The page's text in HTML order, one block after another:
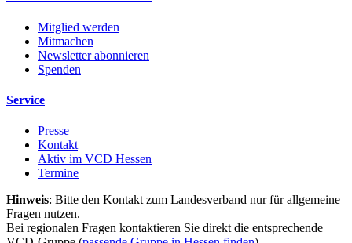
Mitglied werden
Mitmachen
Newsletter abonnieren
Spenden
Service
Presse
Kontakt
Aktiv im VCD Hessen
Termine
Hinweis: Bitte den Kontakt zum Landesverband nur für allgemeine
Fragen nutzen.
Bei regionalen Fragen kontaktieren Sie direkt die entsprechende